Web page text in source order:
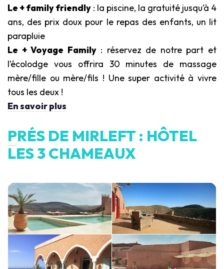
Le + family friendly : la piscine, la gratuité jusqu’à 4
ans, des prix doux pour le repas des enfants, un lit
parapluie
Le + Voyage Family: réservez de notre part et
l’écolodge vous offrira 30 minutes de massage
mère/fille ou mère/fils ! Une super activité à vivre
tous les deux !
En savoir plus
PRÉS DE MIRLEFT : HÔTEL
LES 3 CHAMEAUX